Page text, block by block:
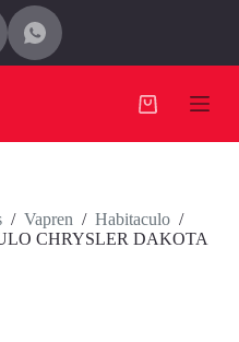
Carro
/ Vapren / Habitaculo /
CHRYSLER DAKOTA